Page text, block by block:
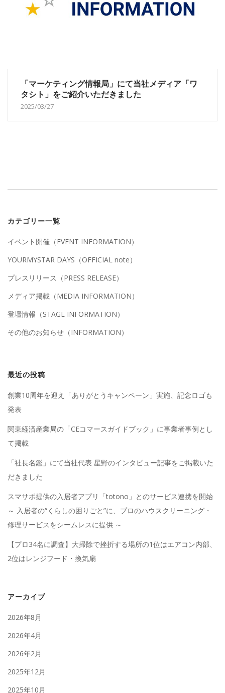
「マーケティング情報局」にて当社メディア「ワ
タシト」をご紹介いただきました
2025/03/27
カテゴリー一覧
イベント開催（EVENT INFORMATION）
YOURMYSTAR DAYS（OFFICIAL note）
プレスリリース（PRESS RELEASE）
メディア掲載（MEDIA INFORMATION）
登壇情報（STAGE INFORMATION）
その他のお知らせ（INFORMATION）
最近の投稿
創業10周年を迎え「ありがとうキャンペーン」実施、記念ロゴも
発表
関東経済産業局の「CEコマースガイドブック」に事業者事例とし
て掲載
「社長名鑑」にて当社代表 星野のインタビュー記事をご掲載いた
だきました
スマサポ提供の入居者アプリ「totono」とのサービス連携を開始
～ 入居者の“くらしの困りごと”に、プロのハウスクリーニング・
修理サービスをシームレスに提供 ～
【プロ34名に調査】大掃除で挫折する場所の1位はエアコン内部、
2位はレンジフード・換気扇
アーカイブ
2026年8月
2026年4月
2026年2月
2025年12月
2025年10月